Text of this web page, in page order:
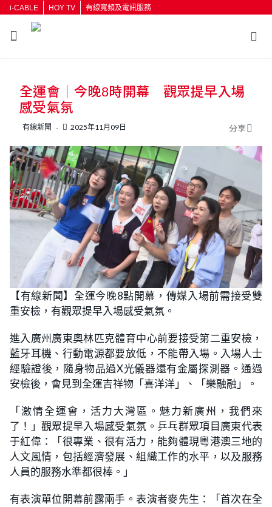
i-CABLE HOY TV 有線寬頻及電訊服務
按輸入鍵開始搜尋
全運會｜今晚8時開幕 觀眾提早入場
感受氣氛
有線新聞 2025年11月09日 分享
【有線新聞】全運今晚8點開幕，傳媒入場前需接受雙
重安檢，有觀眾提早入場感受氣氛。
進入廣州廣東奧林匹克體育中心前要接受第二重安檢，
藍牙耳機、行動電源都要放低，不能帶入場。入場人士
經驗證後，隨身物品過X光儀器還有金屬探測器。通過
安檢後，會見到全運吉祥物「喜洋洋」、「樂融融」。
「激情全運會，活力大灣區。魅力新廣州，我們來
了！」觀眾提早入場感受氣氛。乒乓群眾項目廣東代表
于紅偉：「很專業、很有活力，能夠體現粵港澳三地的
人文風情，包括經濟發展、組織工作的水平，以及服務
人員的服務水準都很棒。」
有表演單位開幕前露兩手。表演者麥先生：「首次在全